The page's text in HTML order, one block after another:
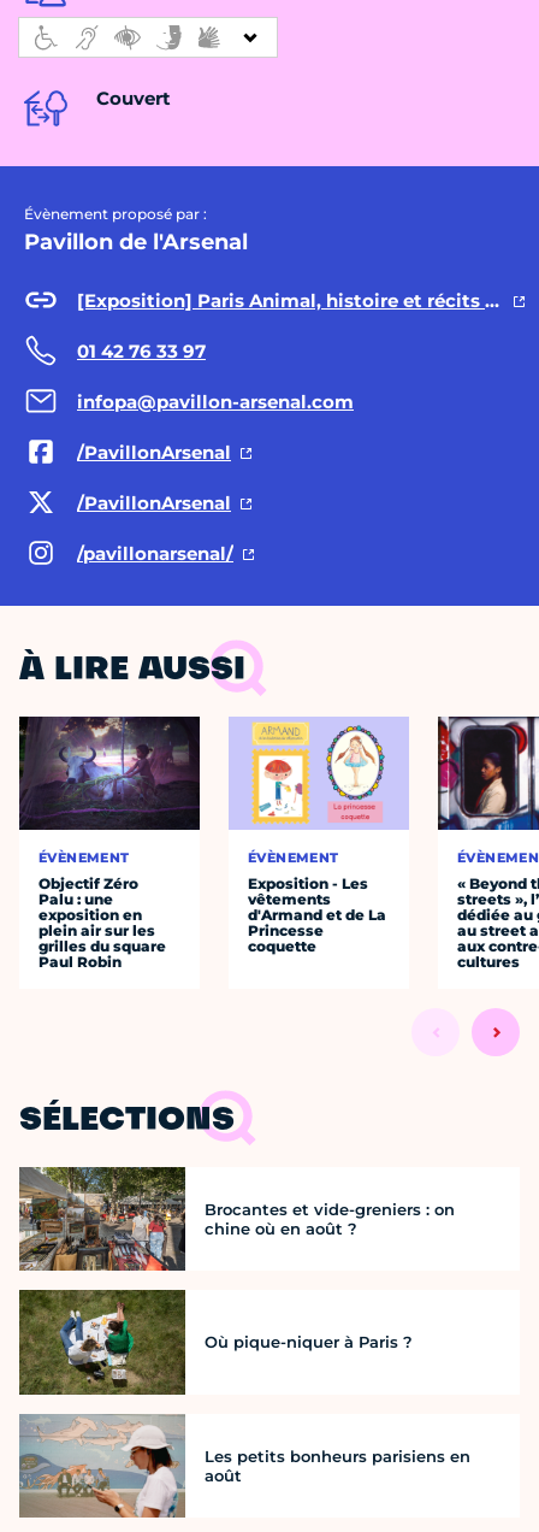
Couvert
Évènement proposé par :
Pavillon de l'Arsenal
[Exposition] Paris Animal, histoire et récits d'une ville vivante
01 42 76 33 97
infopa@pavillon-arsenal.com
/PavillonArsenal
/PavillonArsenal
/pavillonarsenal/
À LIRE AUSSI
ÉVÈNEMENT
Objectif Zéro
Palu : une
exposition en
plein air sur les
grilles du square
Paul Robin
ÉVÈNEMENT
Exposition - Les
vêtements
d'Armand et de La
Princesse
coquette
« Beyond
streets »,
dédiée au
au street
aux
cultures
SÉLECTIONS
Brocantes et vide-greniers : on
chine où en août ?
Où pique-niquer à Paris ?
Les petits bonheurs parisiens en
août